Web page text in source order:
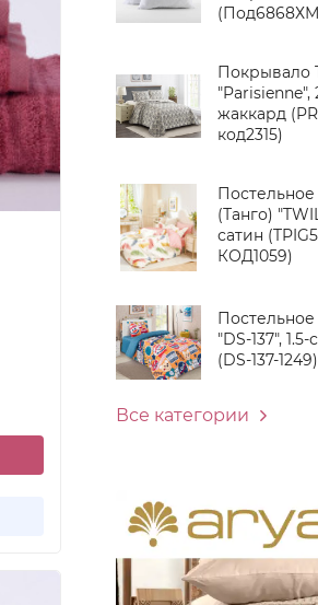
Покрывало
"Parisienne",
жаккард
код2315)
(Танго)
сатин
КОД1059)
"DS-137",
(DS-137-1249)
Все категории